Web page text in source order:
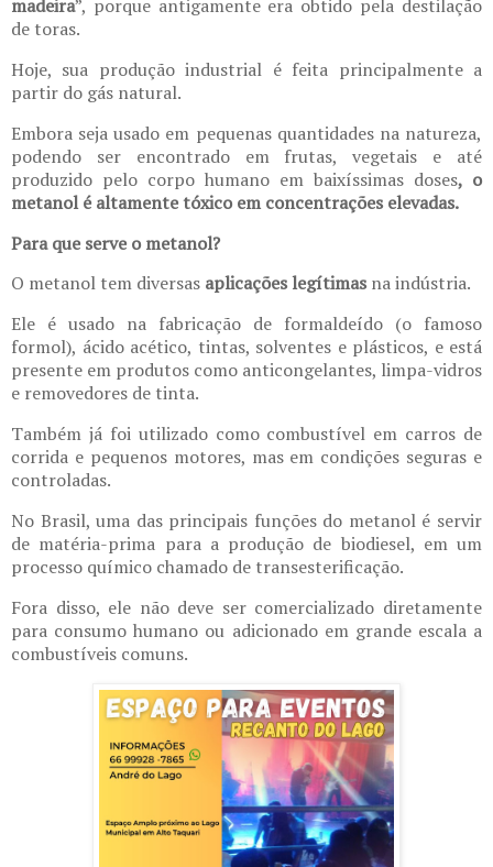
madeira”, porque antigamente era obtido pela destilação
de toras.
Hoje, sua produção industrial é feita principalmente a
partir do gás natural.
Embora seja usado em pequenas quantidades na natureza,
podendo ser encontrado em frutas, vegetais e até
produzido pelo corpo humano em baixíssimas doses, o
metanol é altamente tóxico em concentrações elevadas.
Para que serve o metanol?
O metanol tem diversas aplicações legítimasna indústria.
Ele é usado na fabricação de formaldeído (o famoso
formol), ácido acético, tintas, solventes e plásticos, e está
presente em produtos como anticongelantes, limpa-vidros
e removedores de tinta.
Também já foi utilizado como combustível em carros de
corrida e pequenos motores, mas em condições seguras e
controladas.
No Brasil, uma das principais funções do metanol é servir
de matéria-prima para a produção de biodiesel, em um
processo químico chamado de transesterificação.
Fora disso, ele não deve ser comercializado diretamente
para consumo humano ou adicionado em grande escala a
combustíveis comuns.